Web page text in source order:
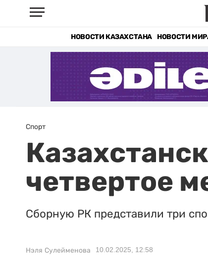
НОВОСТИ КАЗАХСТАНА НОВОСТИ
Спорт
четвертое
Сборную РК представили три
Нэля Сулейменова 10.02.2025, 12:58